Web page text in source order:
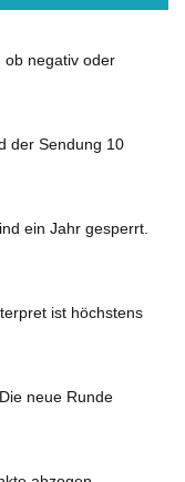
ob negativ oder
der Sendung 10
ein Jahr gesperrt.
ist höchstens
neue Runde